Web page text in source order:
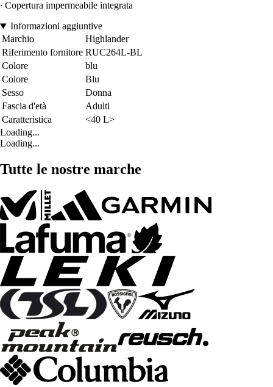
∙ Copertura impermeabile integrata
Informazioni aggiuntive
Marchio
Highlander
Riferimento fornitore RUC264L-BL
Colore
blu
Colore
Blu
Sesso
Donna
Fascia d'età
Adulti
Caratteristica
<40 L>
Loading...
Loading...
Tutte le nostre marche